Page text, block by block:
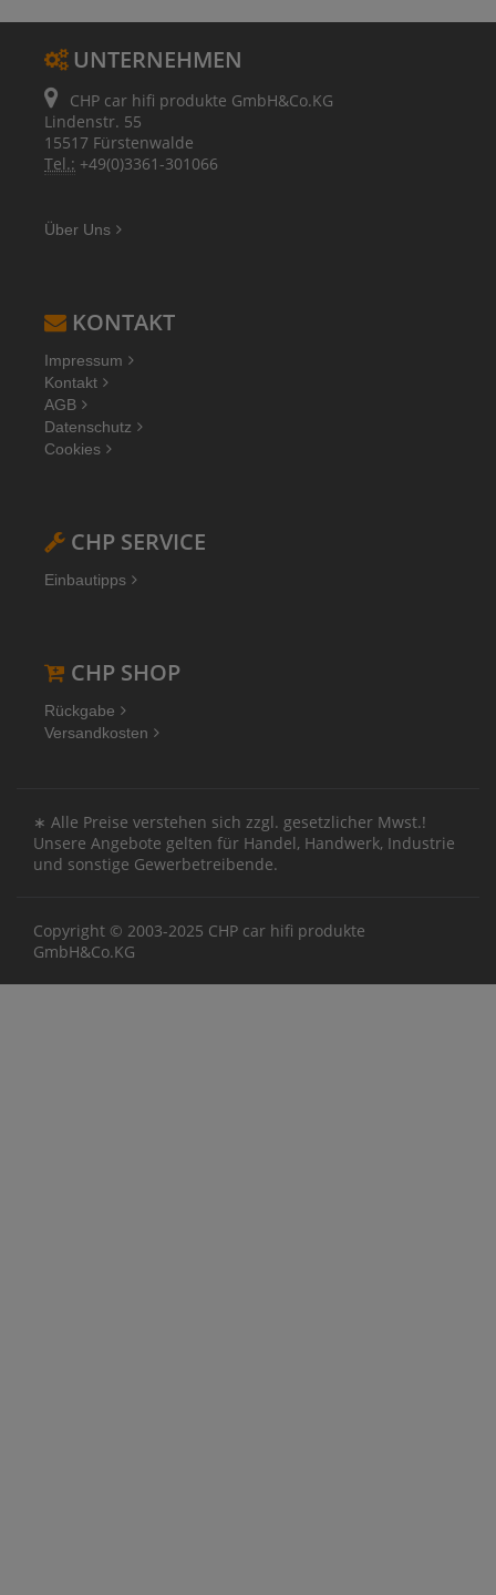
UNTERNEHMEN
CHP car hifi produkte GmbH&Co.KG
Lindenstr. 55
15517 Fürstenwalde
Tel.: +49(0)3361-301066
Über Uns
KONTAKT
Impressum
Kontakt
AGB
Datenschutz
Cookies
CHP SERVICE
Einbautipps
CHP SHOP
Rückgabe
Versandkosten
∗ Alle Preise verstehen sich zzgl. gesetzlicher Mwst.!
Unsere Angebote gelten für Handel, Handwerk, Industrie
und sonstige Gewerbetreibende.
Copyright © 2003-2025 CHP car hifi produkte
GmbH&Co.KG